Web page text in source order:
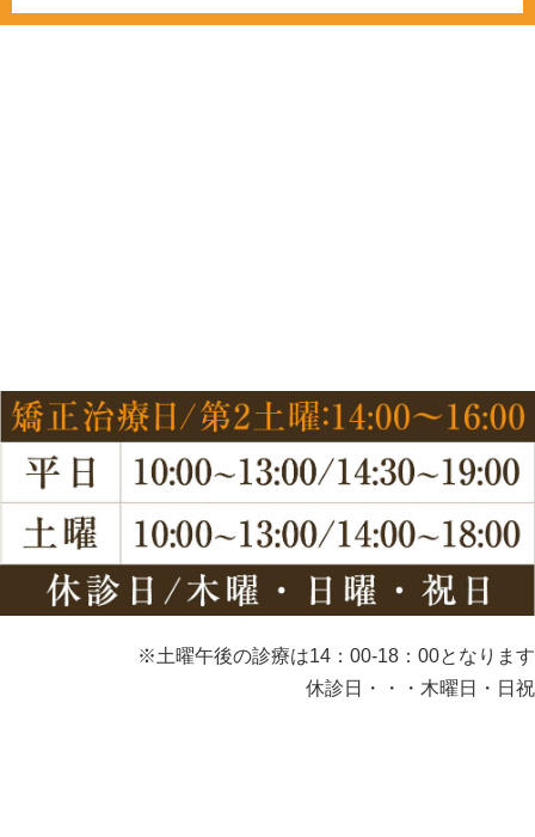
※土曜午後の診療は14：00-18：00となります
休診日・・・木曜日・日祝